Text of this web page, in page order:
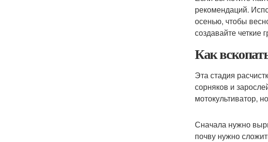
рекомендаций.
осенью, чтобы
создавайте четкие
Как
Эта стадия
сорняков и
мотокультиватор,
Сначала нужно
почву нужно